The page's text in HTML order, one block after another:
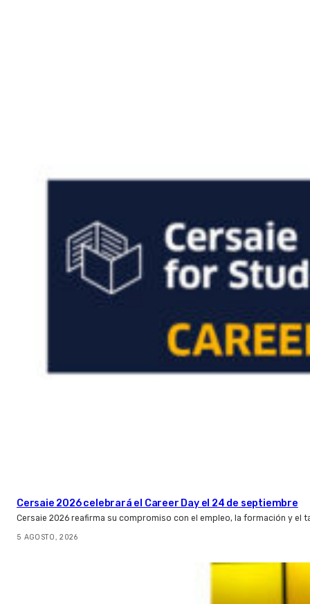
Cersaie 2026 celebrará el Career Day el 24 de septiembre
Cersaie 2026 reafirma su compromiso con el empleo, la formación y el
5 AGOSTO, 2026